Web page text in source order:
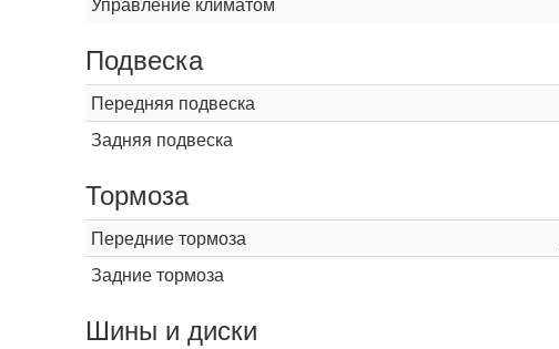
Подвеска
Передняя подвеска
Задняя подвеска
Тормоза
Передние тормоза
Задние тормоза
Шины и диски